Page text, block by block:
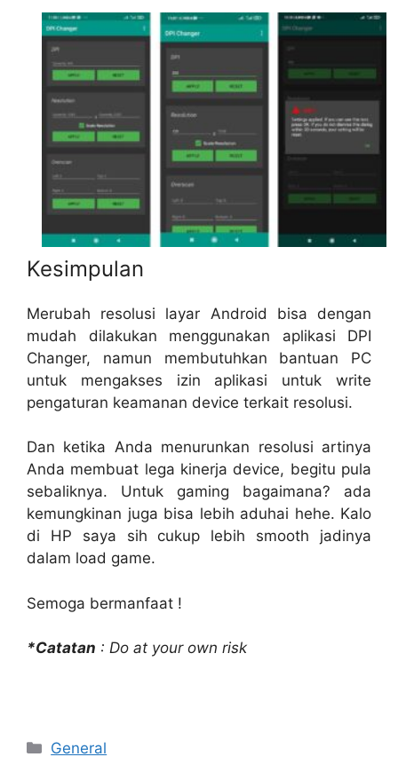
Kesimpulan
Merubah resolusi layar Android bisa dengan
mudah dilakukan menggunakan aplikasi DPI
Changer, namun membutuhkan bantuan PC
untuk mengakses izin aplikasi untuk write
pengaturan keamanan device terkait resolusi.
Dan ketika Anda menurunkan resolusi artinya
Anda membuat lega kinerja device, begitu pula
sebaliknya. Untuk gaming bagaimana? ada
kemungkinan juga bisa lebih aduhai hehe. Kalo
di HP saya sih cukup lebih smooth jadinya
dalam load game.
Semoga bermanfaat !
*Catatan : Do at your own risk
Categories
General